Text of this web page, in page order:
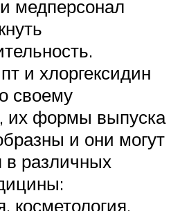
медперсонал
и хлоргексидин
своему
их формы выпуска
и они могут
в различных
косметология,